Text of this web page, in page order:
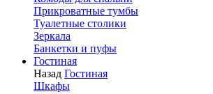
Прикроватные тумбы
Туалетные столики
Зеркала
Банкетки и пуфы
Гостиная
Назад Гостиная
Шкафы